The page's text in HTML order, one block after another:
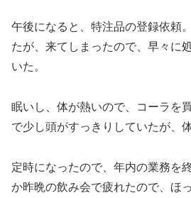
午後になると、特注品の登録依頼
たが、来てしまったので、早々に
いた。
眠いし、体が熱いので、コーラを
で少し頭がすっきりしていたが、
定時になったので、年内の業務を
か昨晩の飲み会で疲れたので、ほ